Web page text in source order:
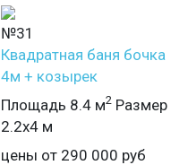
№31
Квадратная баня бочка
4м + козырек
Площадь 8.4 м2 Размер
2.2х4 м
цены от 290 000 руб